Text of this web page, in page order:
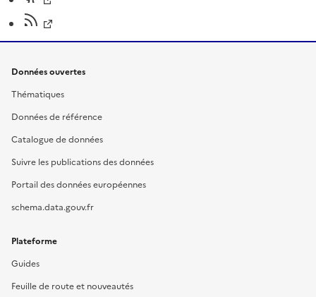
Données ouvertes
Thématiques
Données de référence
Catalogue de données
Suivre les publications des données
Portail des données européennes
schema.data.gouv.fr
Plateforme
Guides
Feuille de route et nouveautés